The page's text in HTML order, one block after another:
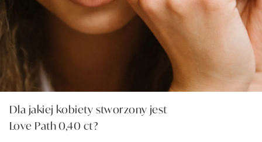
Dla jakiej kobiety stworzony jest
Love Path 0,40 ct?